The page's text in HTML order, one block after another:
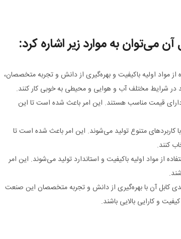
می‌توان به موارد زیر اشاره کرد:
از مواد اولیه باکیفیت و بهره‌گیری از دانش و تجربه متخصصان،
در شرایط مختلف آب و هوایی و محیطی به خوبی کار کنند.
دارای قیمت مناسب هستند. این امر باعث شده است تا این
کاربردهای متنوع تولید می‌شوند. این امر باعث شده است تا
کنند.
از مواد اولیه باکیفیت و استاندارد تولید می‌شوند. این امر
کابل آن با بهره‌گیری از دانش و تجربه متخصصان این صنعت
و کارایی بالایی باشند.